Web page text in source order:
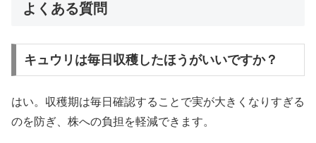
よくある質問
キュウリは毎日収穫したほうがいいですか？
はい。収穫期は毎日確認することで実が大きくなりすぎる
のを防ぎ、株への負担を軽減できます。